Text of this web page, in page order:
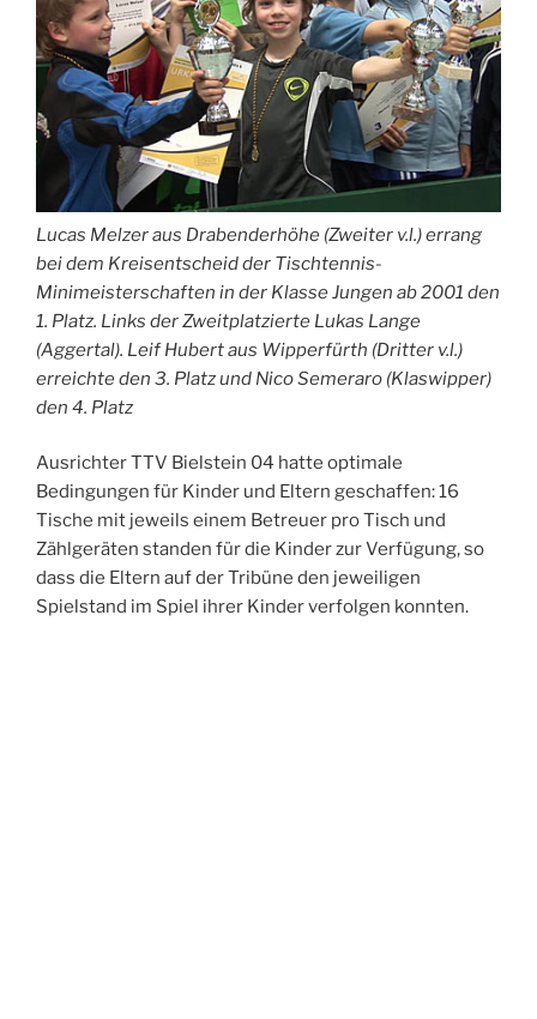
Lucas Melzer aus Drabenderhöhe (Zweiter v.l.) errang
bei dem Kreisentscheid der Tischtennis-
Minimeisterschaften in der Klasse Jungen ab 2001 den
1. Platz. Links der Zweitplatzierte Lukas Lange
(Aggertal). Leif Hubert aus Wipperfürth (Dritter v.l.)
erreichte den 3. Platz und Nico Semeraro (Klaswipper)
den 4. Platz
Ausrichter TTV Bielstein 04 hatte optimale
Bedingungen für Kinder und Eltern geschaffen: 16
Tische mit jeweils einem Betreuer pro Tisch und
Zählgeräten standen für die Kinder zur Verfügung, so
dass die Eltern auf der Tribüne den jeweiligen
Spielstand im Spiel ihrer Kinder verfolgen konnten.